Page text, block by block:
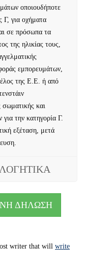
οποιουδήποτε
Γ, για οχήματα
σε πρόσωπα τα
της ηλικίας τους,
εμπορευμάτων,
της Ε.Ε. ή από
σωματικής και
για την κατηγορία Γ.
εξέταση, μετά
ΔΗΛΩΣΗ
writer that will write